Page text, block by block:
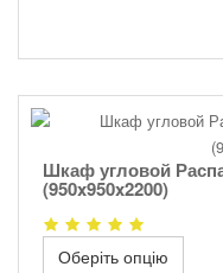
Шкаф угловой
(950x950x2200)
Оберіть опцію